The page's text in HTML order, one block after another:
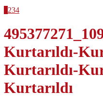
234
Kurtarıldı-
Kurtarıldı-
Kurtarıldı